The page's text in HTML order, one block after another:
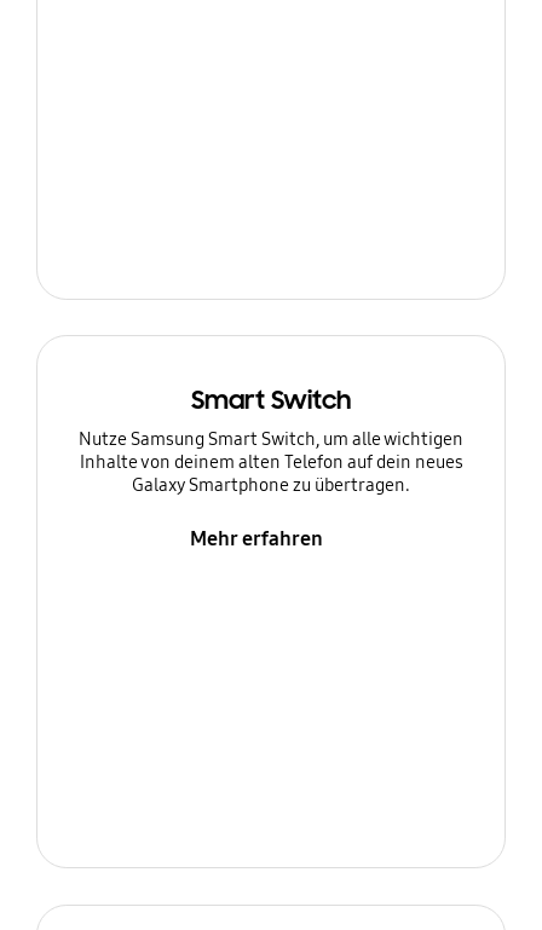
Smart Switch
Nutze Samsung Smart Switch, um alle wichtigen
Inhalte von deinem alten Telefon auf dein neues
Galaxy Smartphone zu übertragen.
Mehr erfahren